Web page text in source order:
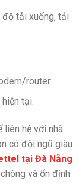
tải xuống, tải
router.
tại.
liên hệ với nhà
có đội ngũ giàu
tại Đà Nẵng
và ổn định.